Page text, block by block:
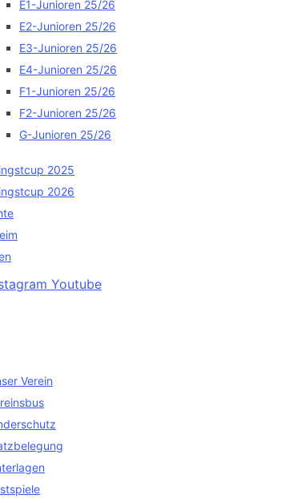
E1-Junioren 25/26
E2-Junioren 25/26
E3-Junioren 25/26
E4-Junioren 25/26
F1-Junioren 25/26
F2-Junioren 25/26
G-Junioren 25/26
2025
2026
Youtube
Verein